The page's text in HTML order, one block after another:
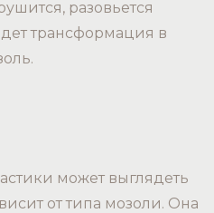
разовьется
трансформация в
может выглядеть
от типа мозоли. Она